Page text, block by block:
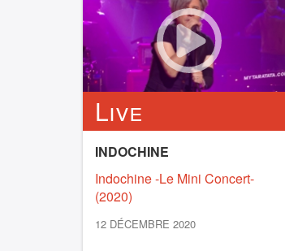
Live
INDOCHINE
Indochine -Le Mini Concert-
(2020)
12 DÉCEMBRE 2020